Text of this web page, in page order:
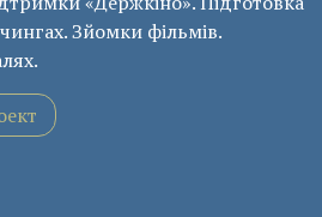
Зйомки фільмів.